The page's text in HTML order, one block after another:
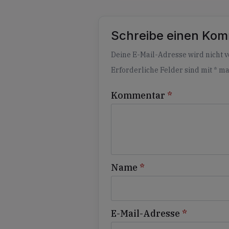
Schreibe einen
Deine E-Mail-Adresse wird nicht
Erforderliche Felder sind mit *
Kommentar *
Name *
E-Mail-Adresse *
Alternative: